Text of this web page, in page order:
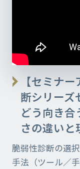
【セミナ
断シリーズ
どう向き
さの違いと
脆弱性診断の選
手法（ツール／